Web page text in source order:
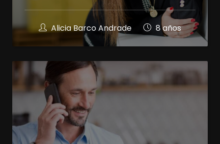
Alicia Barco Andrade 8 años